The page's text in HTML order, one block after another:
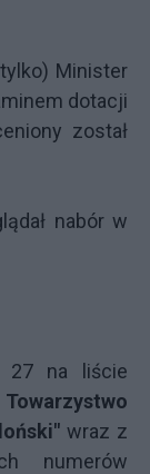
Minister
dotacji
został
nabór w
na liście
wraz z
numerów